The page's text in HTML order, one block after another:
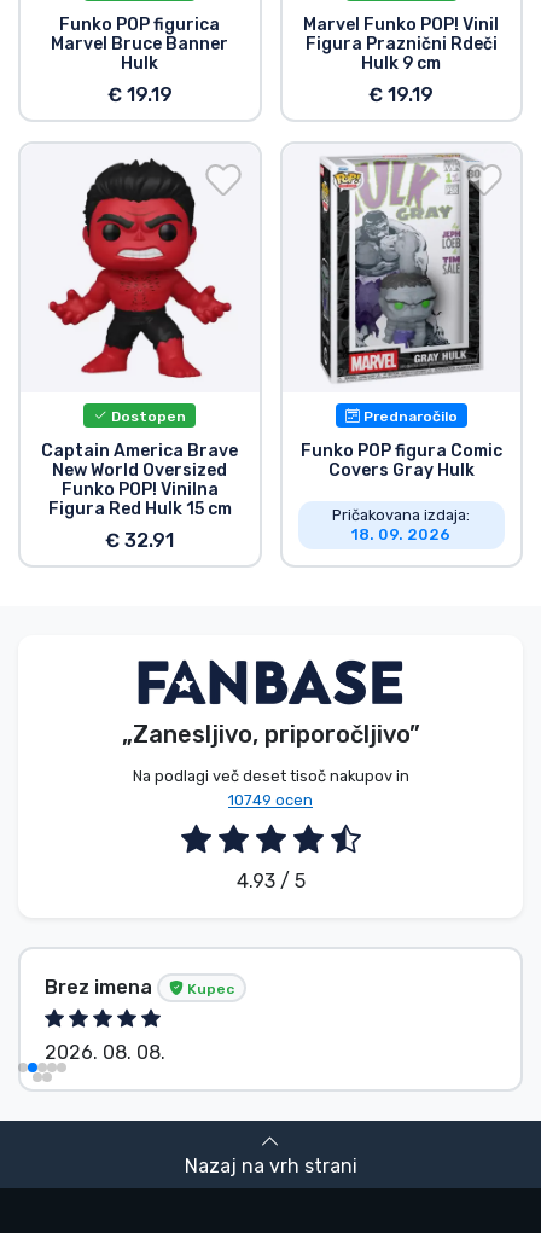
Funko POP figurica
Marvel Bruce Banner
Hulk
€ 19.19
Marvel Funko POP! Vinil
Figura Praznični Rdeči
Hulk 9 cm
€ 19.19
Dostopen
Captain America Brave
New World Oversized
Funko POP! Vinilna
Figura Red Hulk 15 cm
€ 32.91
Prednaročilo
Funko POP figura Comic
Covers Gray Hulk
Pričakovana izdaja:
18. 09. 2026
„Zanesljivo, priporočljivo”
Na podlagi več deset tisoč nakupov in
10749 ocen
4.93 / 5
Brez imena Kupec
2026. 08. 08.
Nazaj na vrh strani